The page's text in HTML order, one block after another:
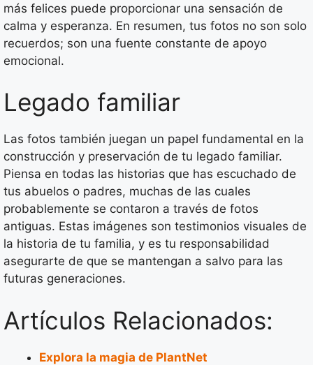
más felices puede proporcionar una sensación de
calma y esperanza. En resumen, tus fotos no son solo
recuerdos; son una fuente constante de apoyo
emocional.
Legado familiar
Las fotos también juegan un papel fundamental en la
construcción y preservación de tu legado familiar.
Piensa en todas las historias que has escuchado de
tus abuelos o padres, muchas de las cuales
probablemente se contaron a través de fotos
antiguas. Estas imágenes son testimonios visuales de
la historia de tu familia, y es tu responsabilidad
asegurarte de que se mantengan a salvo para las
futuras generaciones.
Artículos Relacionados:
Explora la magia de PlantNet